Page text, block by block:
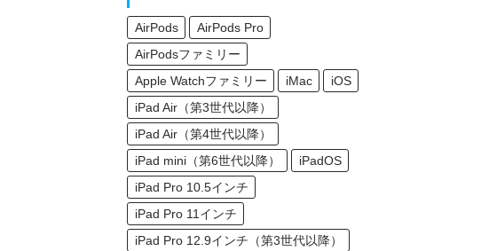
AirPods
AirPods Pro
AirPodsファミリー
Apple Watchファミリー
iMac
iOS
iPad Air（第3世代以降）
iPad Air（第4世代以降）
iPad mini（第6世代以降）
iPadOS
iPad Pro 10.5インチ
iPad Pro 11インチ
iPad Pro 12.9インチ（第3世代以降）